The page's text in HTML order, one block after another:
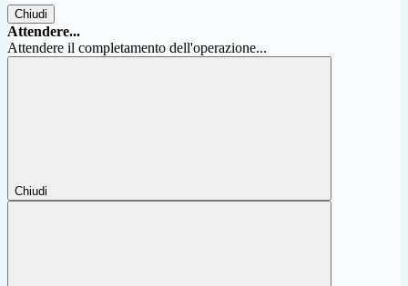
Chiudi
Attendere...
Attendere il completamento dell'operazione...
Chiudi